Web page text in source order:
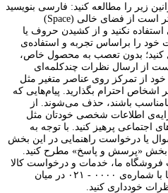
زیر را مطالعه کنید: فارسی بنویسید
و از کیبورد فارسی استفاده کنید. بهتر است از فضای خالی (Space)
نکنید و از کشیدن حروف یا
خود را براساس تجربه و استفاده‌ی
کنید؛ بدون تعصب به محصول خاص،
است از ارسال نظرات چندکلمه‌‌ای
از تمرکز روی عناصر متغیر مثل
اشخاص احترام بگذارید. پیام‌هایی که
باشند، حذف می‌شوند. از
اطلاعات شخصی خودتان مثل
اجتماعی پرهیز کنید. با توجه به
یا درخواست راهنمایی در این بخش
بخش «پرسش و پاسخ» مطرح کنید.
ما، خدمات و درخواست کالا
را با ایمیل info@yourdomain.com یا با شماره‌ی ۰۰۰۰ - ۰۲۱ در میان
خودداری کنید.